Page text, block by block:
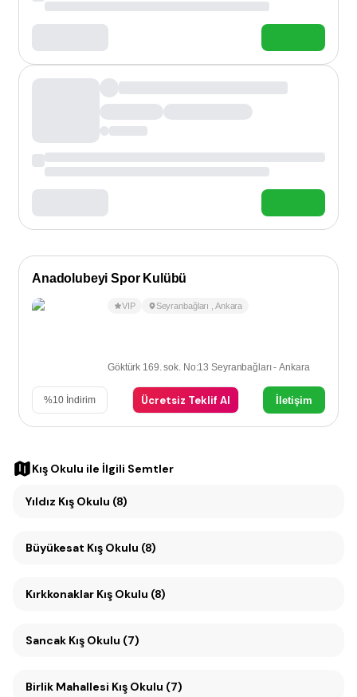
Anadolubeyi Spor Kulübü
VIP Seyranbağları Ankara
Göktürk 169. sok. No:13 Seyranbağları - Ankara
%10 İndirim Ücretsiz Teklif Al İletişim
Kış Okulu ile İlgili Semtler
Yıldız Kış Okulu (8)
Büyükesat Kış Okulu (8)
Kırkkonaklar Kış Okulu (8)
Sancak Kış Okulu (7)
Birlik Mahallesi Kış Okulu (7)